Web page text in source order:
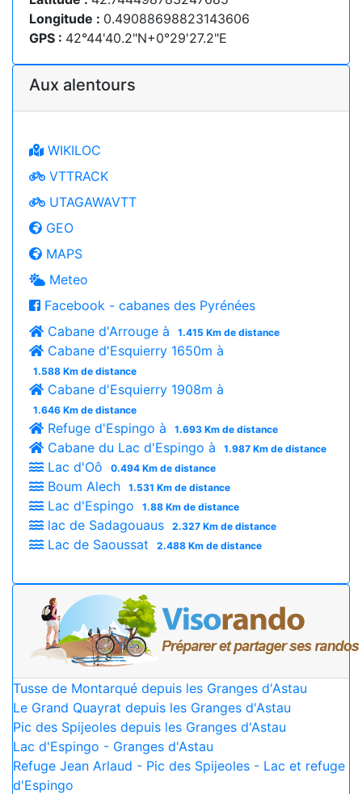
Longitude : 0.49088698823143606
GPS : 42°44'40.2"N+0°29'27.2"E
Aux alentours
WIKILOC
VTTRACK
UTAGAWAVTT
GEO
MAPS
Meteo
Facebook - cabanes des Pyrénées
Cabane d'Arrouge à
1.415 Km de distance
Cabane d'Esquierry 1650m à
1.588 Km de distance
Cabane d'Esquierry 1908m à
1.646 Km de distance
Refuge d'Espingo à 1.693 Km de distance
Cabane du Lac d'Espingo à 1.987 Km de distance
Lac d'Oô 0.494 Km de distance
Boum Alech 1.531 Km de distance
Lac d'Espingo 1.88 Km de distance
lac de Sadagouaus 2.327 Km de distance
Lac de Saoussat 2.488 Km de distance
Tusse de Montarqué depuis les Granges d'Astau
Le Grand Quayrat depuis les Granges d'Astau
Pic des Spijeoles depuis les Granges d'Astau
Lac d'Espingo - Granges d'Astau
Refuge Jean Arlaud - Pic des Spijeoles - Lac et refuge
d'Espingo